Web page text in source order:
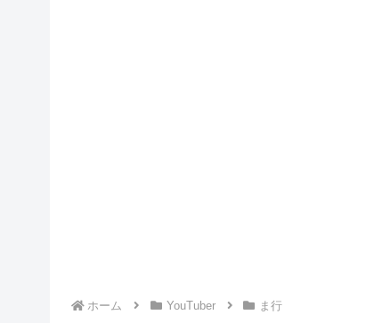
ホーム YouTuber ま行